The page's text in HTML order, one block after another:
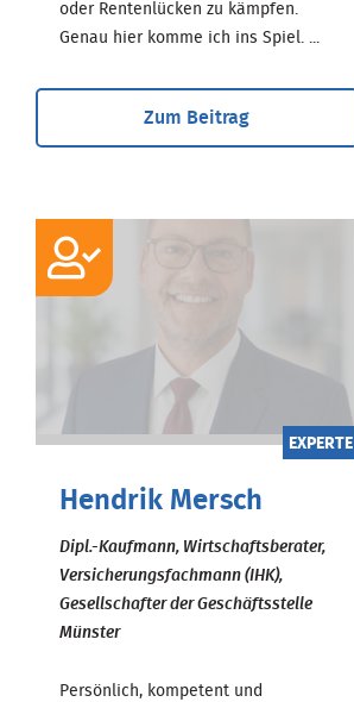
oder Rentenlücken zu kämpfen.
Genau hier komme ich ins Spiel. ...
Zum Beitrag
EXPERTE
Hendrik Mersch
Dipl.-Kaufmann, Wirtschaftsberater,
Versicherungsfachmann (IHK),
Gesellschafter der Geschäftsstelle
Münster
Persönlich, kompetent und